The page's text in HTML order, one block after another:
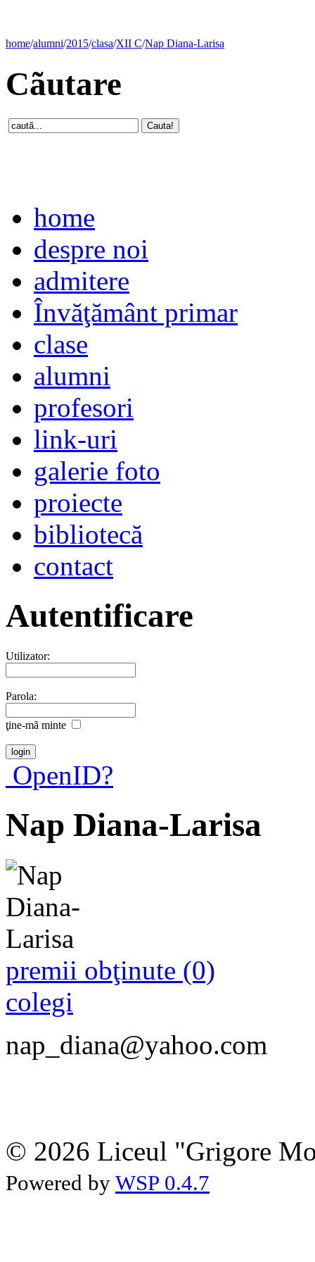
home/alumni/2015/clasa/XII C/Nap Diana-Larisa
Cãutare
home
despre noi
admitere
Învăţământ primar
clase
alumni
profesori
link-uri
galerie foto
proiecte
bibliotecă
contact
Autentificare
Utilizator:
Parola:
ţine-mã minte
OpenID?
Nap Diana-Larisa
premii obţinute (0)
colegi
nap_diana@yahoo.com
© 2026 Liceul "Grigore
Powered by WSP 0.4.7